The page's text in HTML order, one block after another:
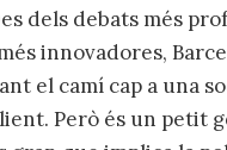
dels debats més
innovadores,
el camí cap a una
Però és un petit